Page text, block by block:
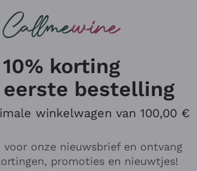
10% korting
eerste bestelling
winkelwagen van 100,00 €
onze nieuwsbrief en ontvang
promoties en nieuwtjes!